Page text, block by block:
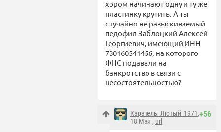
хором начинают одну и ту же
пластинку крутить. А ты
случайно не разыскиваемый
педофил Заблоцкий Алексей
Георгиевич, имеющий ИНН
780160541456, на которого
ФНС подавали на
банкротство в связи с
несостоятельностью?
+56
Каратель_Лютый_1971,
18 Мая , url